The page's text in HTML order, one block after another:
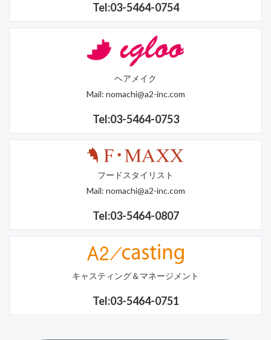
Tel:03-5464-0754
ヘアメイク
Mail: nomachi@a2-inc.com
Tel:03-5464-0753
フードスタイリスト
Mail: nomachi@a2-inc.com
Tel:03-5464-0807
キャスティング＆マネージメント
Tel:03-5464-0751